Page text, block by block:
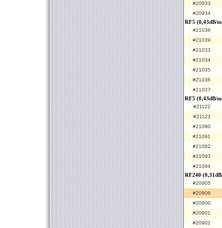
#20933
#20934
RF5 (0,43dB/
#21038
#21039
#21033
#21034
#21035
#21036
#21037
RF5 (0,43dB/
#21122
#21123
#21090
#21091
#21092
#21093
#21094
RF240
#20905
#20906
#20900
#20901
#20902